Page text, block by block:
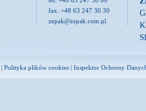
fax. +48 63 247 30 30
zepak@zepak.com.pl
| Polityka plików cookies | Inspektor Ochrony